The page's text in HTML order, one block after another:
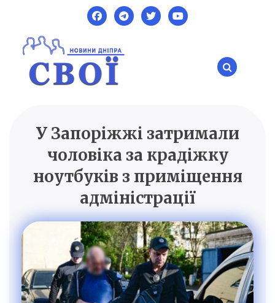
content
SVOI.DP.UA
Новини Дніпра
У Запоріжжі затримали
чоловіка за крадіжку
ноутбуків з приміщення
адміністрації